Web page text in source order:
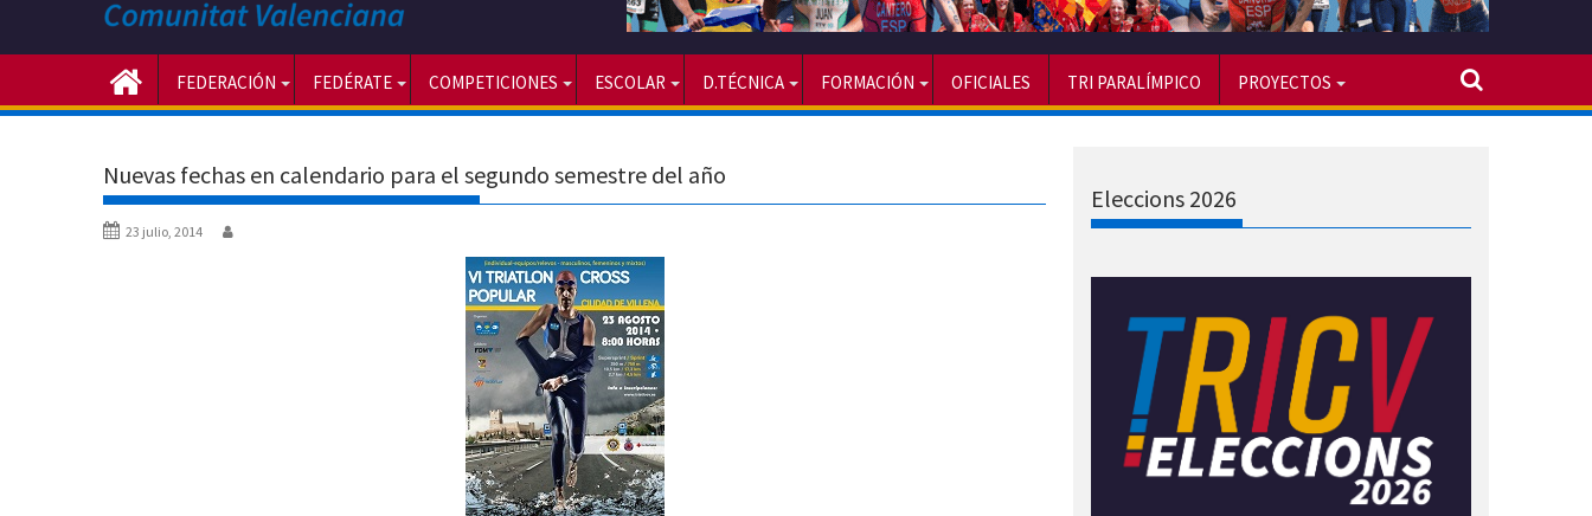
FEDERACIÓN FEDÉRATE COMPETICIONES ESCOLAR D.TÉCNICA FORMACIÓN OFICIALES TRI PARALÍMPICO PROYECTOS
Nuevas fechas en calendario para el segundo semestre del año
23 julio, 2014
Eleccions 2026